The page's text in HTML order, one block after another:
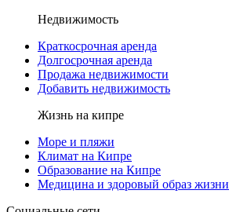
Недвижимость
Краткосрочная аренда
Долгосрочная аренда
Продажа недвижимости
Добавить недвижимость
Жизнь на кипре
Море и пляжи
Климат на Кипре
Образование на Кипре
Медицина и здоровый образ жизни